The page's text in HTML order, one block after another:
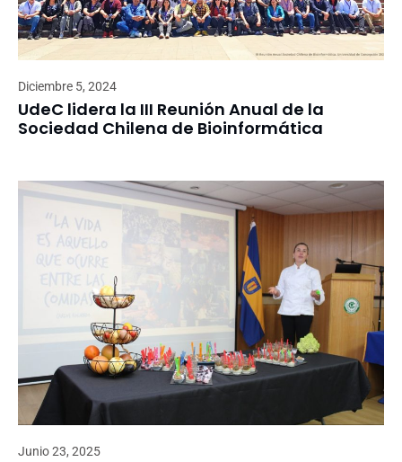
Diciembre 5, 2024
UdeC lidera la III Reunión Anual de la
Sociedad Chilena de Bioinformática
Junio 23, 2025